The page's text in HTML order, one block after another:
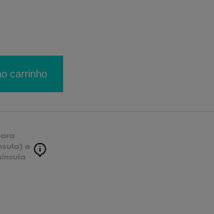
carrinho